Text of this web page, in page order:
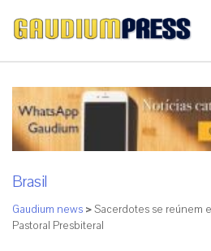
Brasil
Gaudium news >Sacerdotes se reúnem
Pastoral Presbiteral